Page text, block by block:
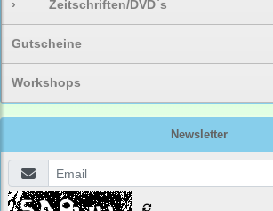
› Zeitschriften/DVD`s
Gutscheine
Workshops
Newsletter